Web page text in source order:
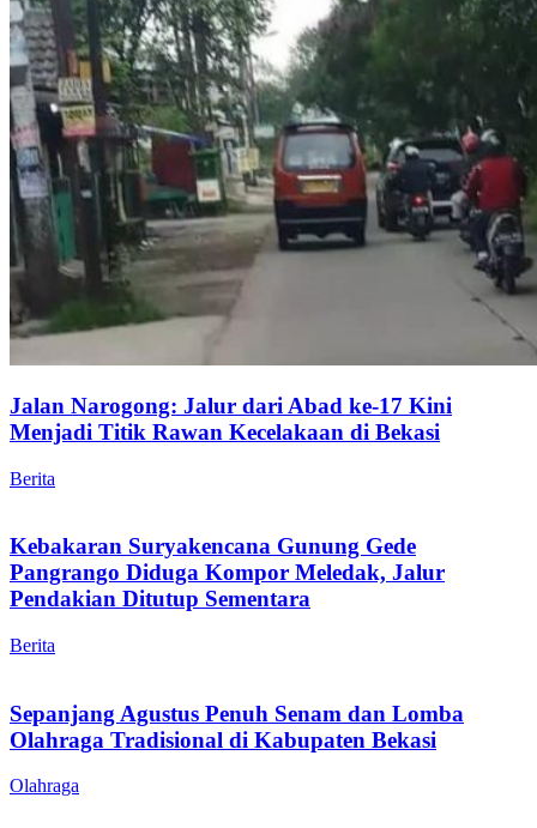
Jalan Narogong: Jalur dari Abad ke-17 Kini
Menjadi Titik Rawan Kecelakaan di Bekasi
Berita
Kebakaran Suryakencana Gunung Gede
Pangrango Diduga Kompor Meledak, Jalur
Pendakian Ditutup Sementara
Berita
Sepanjang Agustus Penuh Senam dan Lomba
Olahraga Tradisional di Kabupaten Bekasi
Olahraga